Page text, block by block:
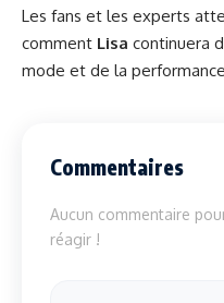
Les fans et les experts
comment Lisa continuera
mode et de la
Commentaires
Aucun commentaire
réagir !